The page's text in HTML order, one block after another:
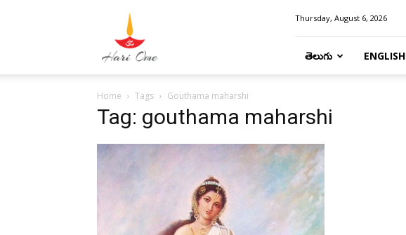
Thursday, August 6, 2026
తెలుగు ENGLISH
Home Tags Gouthama maharshi
Tag: gouthama maharshi